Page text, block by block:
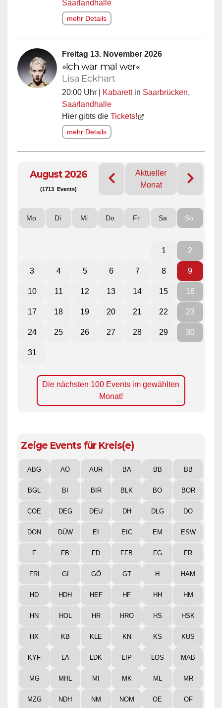
Saarlandhalle
mehr Details
Freitag 13. November 2026
»Ich war mal wer«
Lisa Eckhart
20:00 Uhr | Kabarettin Saarbrücken,
Saarlandhalle
Hier gibts die Tickets!
mehr Details
August 2026
(1713 Events)
Aktueller
Monat
Mo Di Mi Do Fr Sa So
1 2
3 4 5 6 7 8 9
10 11 12 13 14 15 16
17 18 19 20 21 22 23
24 25 26 27 28 29 30
31
Die nächsten 100 Events im gewählten
Monat!
Zeige Events für Kreis(e)
ABG AÖ AUR BA BB BB
BGL BI BIR BLK BO BOR
COE DEG DEU DH DLG DO
DON DÜW EI EIC EM ESW
F FB FD FFB FG FR
FRI GI GÖ GT H HAM
HD HDH HEF HF HH HM
HN HOL HR HRO HS HSK
HX KB KLE KN KS KUS
KYF LA LDK LIP LOS MAB
MG MHL MI MK ML MR
MZG NDH NM NOM OE OF